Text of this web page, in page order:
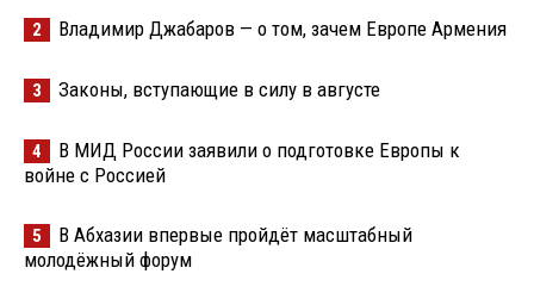
2 Владимир Джабаров — о том, зачем Европе Армения
3 Законы, вступающие в силу в августе
4
В МИД России заявили о подготовке Европы к
войне с Россией
5
В Абхазии впервые пройдёт масштабный
молодёжный форум